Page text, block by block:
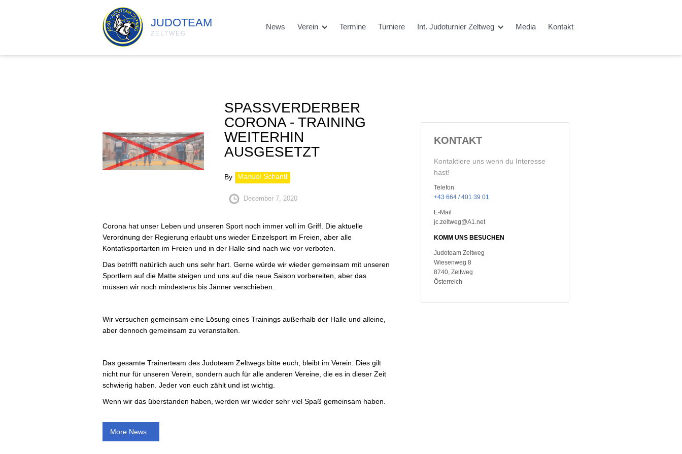
JUDOTEAM
ZELTWEG
News Verein Termine Turniere Int. Judoturnier Zeltweg Media Kontakt
SPASSVERDERBER C
ORONA - TRAINING W
EITERHIN A
USGESETZT
By Manuel Schantl
December 7, 2020
Corona hat unser Leben und unseren Sport noch immer voll im Griff. Die aktuelle
Verordnung der Regierung erlaubt uns wieder Einzelsport im Freien, aber alle
Kontatksportarten im Freien und in der Halle sind nach wie vor verboten.
Das betrifft natürlich auch uns sehr hart. Gerne würde wir wieder gemeinsam mit unseren
Sportlern auf die Matte steigen und uns auf die neue Saison vorbereiten, aber das
müssen wir noch mindestens bis Jänner verschieben.
Wir versuchen gemeinsam eine Lösung eines Trainings außerhalb der Halle und alleine,
aber dennoch gemeinsam zu veranstalten.
Das gesamte Trainerteam des Judoteam Zeltwegs bitte euch, bleibt im Verein. Dies gilt
nicht nur für unseren Verein, sondern auch für alle anderen Vereine, die es in dieser Zeit
schwierig haben. Jeder von euch zählt und ist wichtig.
Wenn wir das überstanden haben, werden wir wieder sehr viel Spaß gemeinsam haben.
KONTAKT
Kontaktiere uns wenn du Interesse
hast!
Telefon
+43 664 / 401 39 01
E-Mail
jc.zeltweg@A1.net
KOMM UNS BESUCHEN
Judoteam Zeltweg
Wiesenweg 8
8740, Zeltweg
Österreich
More News